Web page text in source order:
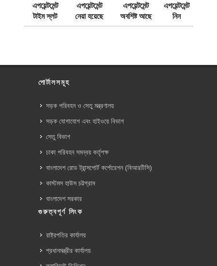
এপয়েন্টমেন্ট
টাইম স্লট
এপয়েন্টমেন্ট
নেয়া হয়েছে
এপয়েন্টমেন্ট
অবশিষ্ট আছে
এপয়েন্টমেন্ট
নিন
পোর্টালসমূহ
সড়ক পরিবহন ও সেতু মন্ত্রণালয়
সড়ক যোগাযোগ এবং হাইওয়ে বিভাগ
সেতু বিভাগ
ঢাকা পরিবহন সমন্বয় কর্তৃপক্ষ
বাংলাদেশ রোড ট্রান্সপোর্ট কর্পোরেশন (বিআরটিসি)
কাস্টমস হাউস চট্টগ্রাম
বাংলাদেশ সরকার
গুরুত্বপূর্ণ লিংক
রাষ্ট্রপতির কার্যালয়
প্রধানমন্ত্রীর কার্যালয়